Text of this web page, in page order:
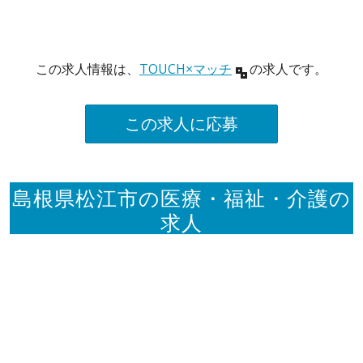
この求人情報は、 TOUCH×マッチ の求人です。
この求人に応募
島根県松江市の医療・福祉・介護の
求人